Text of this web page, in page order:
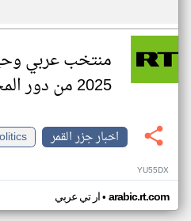
منتخب عربي
2025 من دور المجموعات
اخبار جزر القمر
YU55DX
ار تي عربي• arabic.rt.com